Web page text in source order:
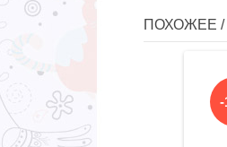
ПОХОЖЕЕ
-